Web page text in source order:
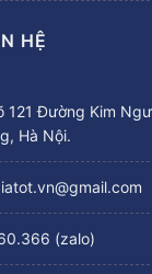
HỆ
Đường Kim
Hà Nội.
(zalo)